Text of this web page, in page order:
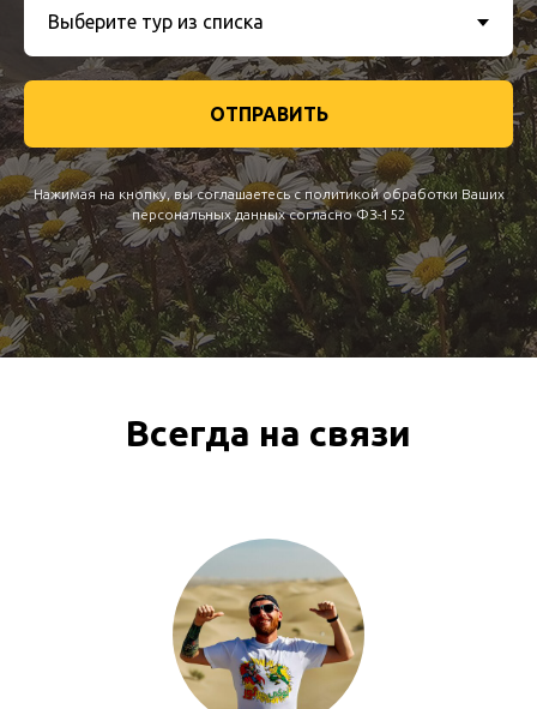
ОТПРАВИТЬ
Нажимая на кнопку, вы соглашаетесь с политикой обработки Ваших
персональных данных согласно ФЗ-152
Всегда на связи